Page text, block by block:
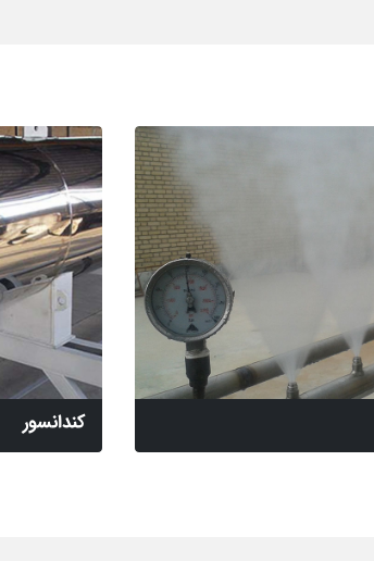
کندانسور